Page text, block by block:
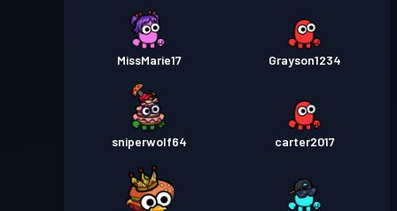
MissMarie17 Grayson1234
sniperwolf64 carter2017